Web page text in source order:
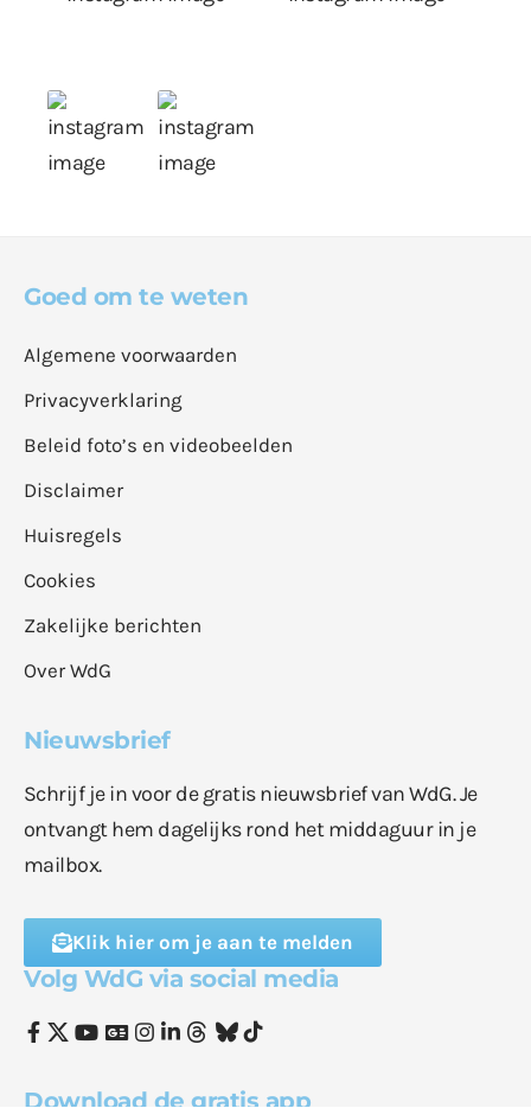
Goed om te weten
Algemene voorwaarden
Privacyverklaring
Beleid foto’s en videobeelden
Disclaimer
Huisregels
Cookies
Zakelijke berichten
Over WdG
Nieuwsbrief
Schrijf je in voor de gratis nieuwsbrief van WdG. Je
ontvangt hem dagelijks rond het middaguur in je
mailbox.
Klik hier om je aan te melden
Volg WdG via social media
Download de gratis app